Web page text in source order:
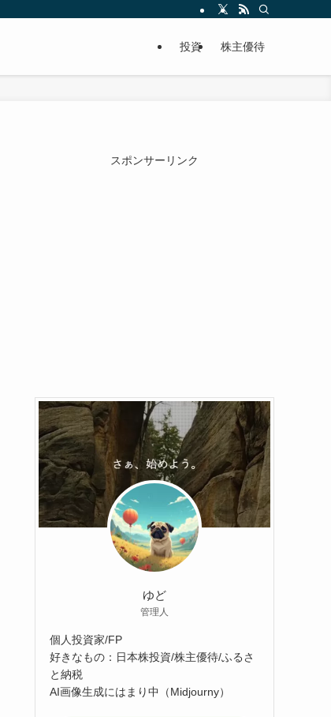
投資 株主優待
スポンサーリンク
ゆど
管理人
個人投資家/FP
好きなもの：日本株投資/株主優待/ふるさ
と納税
AI画像生成にはまり中（Midjourny）